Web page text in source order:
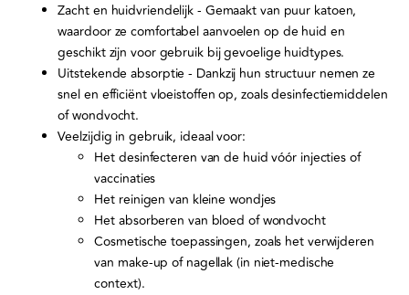
Zacht en huidvriendelijk - Gemaakt van puur katoen,
waardoor ze comfortabel aanvoelen op de huid en
geschikt zijn voor gebruik bij gevoelige huidtypes.
Uitstekende absorptie - Dankzij hun structuur nemen ze
snel en efficiënt vloeistoffen op, zoals desinfectiemiddelen
of wondvocht.
Veelzijdig in gebruik, ideaal voor:
Het desinfecteren van de huid vóór injecties of
vaccinaties
Het reinigen van kleine wondjes
Het absorberen van bloed of wondvocht
Cosmetische toepassingen, zoals het verwijderen
van make-up of nagellak (in niet-medische
context).